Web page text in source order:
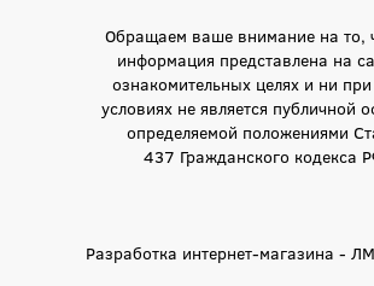
Обращаем ваше внимание на то,
информация представлена на
ознакомительных целях и ни
условиях не является публичной
определяемой положениями
437 Гражданского кодекса
Разработка интернет-магазина -